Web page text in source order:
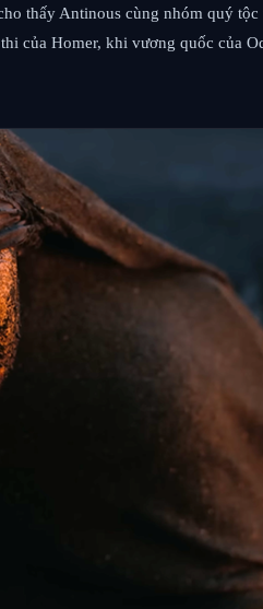
thấy Antinous cùng nhóm quý
của Homer, khi vương quốc của